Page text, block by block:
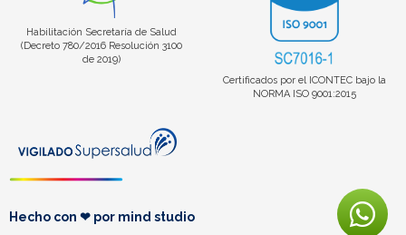
Habilitación Secretaría de Salud
(Decreto 780/2016 Resolución 3100
de 2019)
Certificados por el ICONTEC bajo la
NORMA ISO 9001:2015
Hecho con ❤ por mind studio